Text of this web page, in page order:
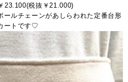
23.100(税抜￥21.000)
ールチェーンがあしらわれた定番台形
ートです♡